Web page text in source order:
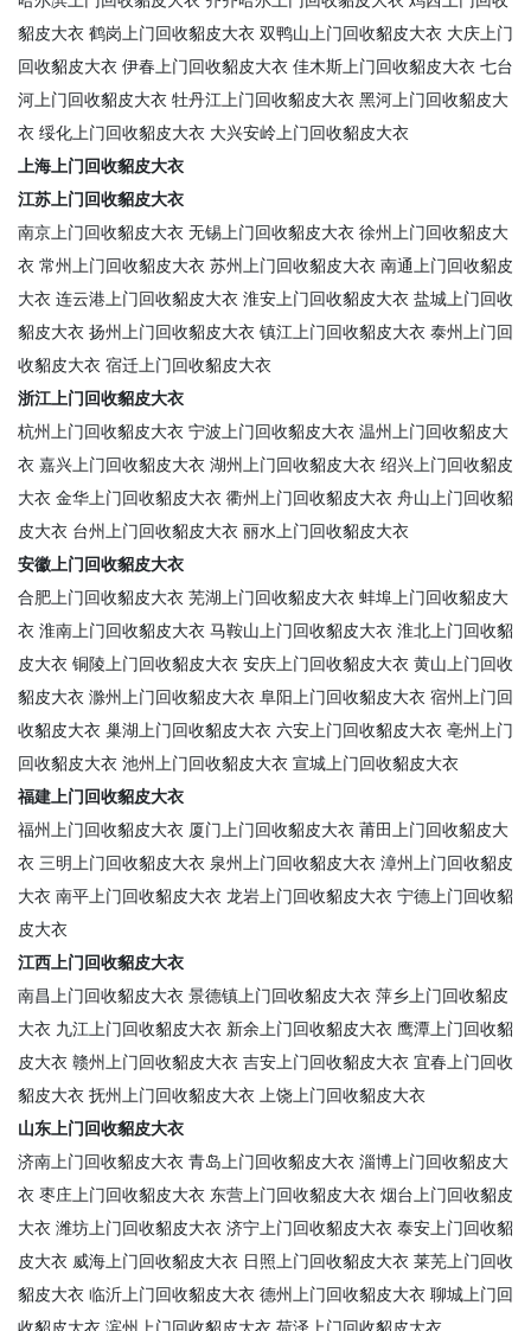
貂皮大衣 鹤岗上门回收貂皮大衣 双鸭山上门回收貂皮大衣 大庆上门
回收貂皮大衣 伊春上门回收貂皮大衣 佳木斯上门回收貂皮大衣 七台
河上门回收貂皮大衣 牡丹江上门回收貂皮大衣 黑河上门回收貂皮大
衣 绥化上门回收貂皮大衣 大兴安岭上门回收貂皮大衣
上海上门回收貂皮大衣
江苏上门回收貂皮大衣
南京上门回收貂皮大衣 无锡上门回收貂皮大衣 徐州上门回收貂皮大
衣 常州上门回收貂皮大衣 苏州上门回收貂皮大衣 南通上门回收貂皮
大衣 连云港上门回收貂皮大衣 淮安上门回收貂皮大衣 盐城上门回收
貂皮大衣 扬州上门回收貂皮大衣 镇江上门回收貂皮大衣 泰州上门回
收貂皮大衣 宿迁上门回收貂皮大衣
浙江上门回收貂皮大衣
杭州上门回收貂皮大衣 宁波上门回收貂皮大衣 温州上门回收貂皮大
衣 嘉兴上门回收貂皮大衣 湖州上门回收貂皮大衣 绍兴上门回收貂皮
大衣 金华上门回收貂皮大衣 衢州上门回收貂皮大衣 舟山上门回收貂
皮大衣 台州上门回收貂皮大衣 丽水上门回收貂皮大衣
安徽上门回收貂皮大衣
合肥上门回收貂皮大衣 芜湖上门回收貂皮大衣 蚌埠上门回收貂皮大
衣 淮南上门回收貂皮大衣 马鞍山上门回收貂皮大衣 淮北上门回收貂
皮大衣 铜陵上门回收貂皮大衣 安庆上门回收貂皮大衣 黄山上门回收
貂皮大衣 滁州上门回收貂皮大衣 阜阳上门回收貂皮大衣 宿州上门回
收貂皮大衣 巢湖上门回收貂皮大衣 六安上门回收貂皮大衣 亳州上门
回收貂皮大衣 池州上门回收貂皮大衣 宣城上门回收貂皮大衣
福建上门回收貂皮大衣
福州上门回收貂皮大衣 厦门上门回收貂皮大衣 莆田上门回收貂皮大
衣 三明上门回收貂皮大衣 泉州上门回收貂皮大衣 漳州上门回收貂皮
大衣 南平上门回收貂皮大衣 龙岩上门回收貂皮大衣 宁德上门回收貂
皮大衣
江西上门回收貂皮大衣
南昌上门回收貂皮大衣 景德镇上门回收貂皮大衣 萍乡上门回收貂皮
大衣 九江上门回收貂皮大衣 新余上门回收貂皮大衣 鹰潭上门回收貂
皮大衣 赣州上门回收貂皮大衣 吉安上门回收貂皮大衣 宜春上门回收
貂皮大衣 抚州上门回收貂皮大衣 上饶上门回收貂皮大衣
山东上门回收貂皮大衣
济南上门回收貂皮大衣 青岛上门回收貂皮大衣 淄博上门回收貂皮大
衣 枣庄上门回收貂皮大衣 东营上门回收貂皮大衣 烟台上门回收貂皮
大衣 潍坊上门回收貂皮大衣 济宁上门回收貂皮大衣 泰安上门回收貂
皮大衣 威海上门回收貂皮大衣 日照上门回收貂皮大衣 莱芜上门回收
貂皮大衣 临沂上门回收貂皮大衣 德州上门回收貂皮大衣 聊城上门回
收貂皮大衣 滨州上门回收貂皮大衣 荷泽上门回收貂皮大衣